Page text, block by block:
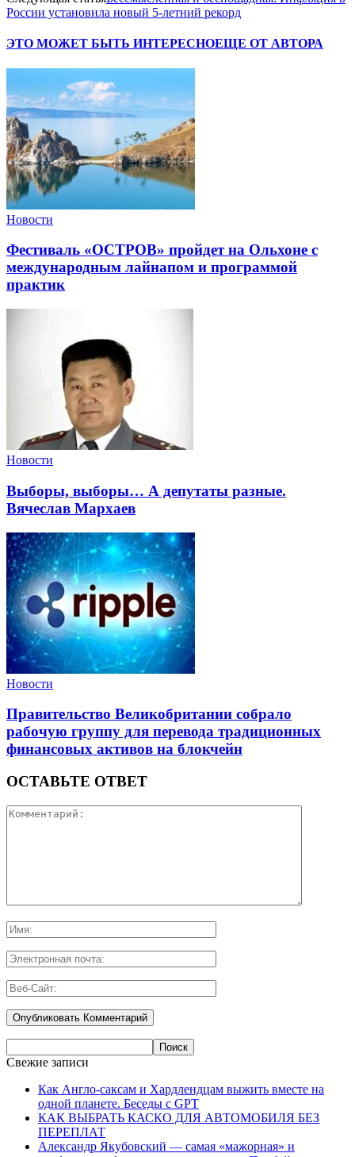
России установила новый 5-летний рекорд
ЭТО МОЖЕТ БЫТЬ ИНТЕРЕСНОЕЩЕ ОТ АВТОРА
Новости
Фестиваль «ОСТРОВ» пройдет на Ольхоне с
международным лайнапом и программой
практик
Новости
Выборы, выборы… А депутаты разные.
Вячеслав Мархаев
Новости
Правительство Великобритании собрало
рабочую группу для перевода традиционных
финансовых активов на блокчейн
ОСТАВЬТЕ ОТВЕТ
Свежие записи
Как Англо-саксам и Хардлендцам выжить вместе на
одной планете. Беседы с GPT
КАК ВЫБРАТЬ КАСКО ДЛЯ АВТОМОБИЛЯ БЕЗ
ПЕРЕПЛАТ
Александр Якубовский — самая «мажорная» и